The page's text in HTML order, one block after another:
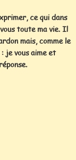
ce qui dans
toute ma vie. Il
mais, comme le
je vous aime et